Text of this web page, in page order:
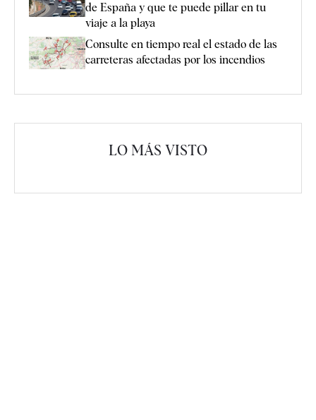
de España y que te puede pillar en tu
viaje a la playa
Consulte en tiempo real el estado de las
carreteras afectadas por los incendios
LO MÁS VISTO